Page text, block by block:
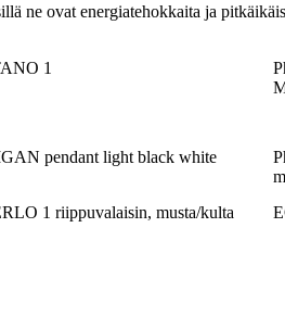
ne ovat energiatehokkaita ja
1
pendant light black white
1 riippuvalaisin, musta/kulta